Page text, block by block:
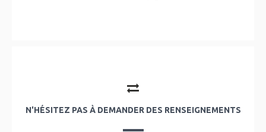
N'HÉSITEZ PAS À DEMANDER DES RENSEIGNEMENTS